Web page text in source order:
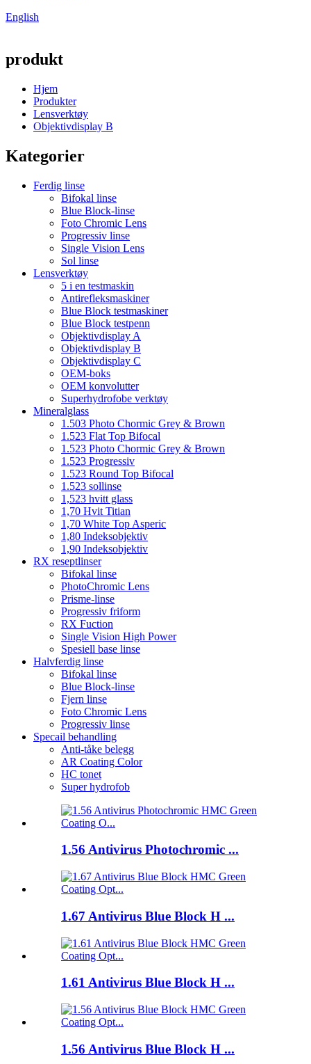
English
produkt
Hjem
Produkter
Lensverktøy
Objektivdisplay B
Kategorier
Ferdig linse
Bifokal linse
Blue Block-linse
Foto Chromic Lens
Progressiv linse
Single Vision Lens
Sol linse
Lensverktøy
5 i en testmaskin
Antirefleksmaskiner
Blue Block testmaskiner
Blue Block testpenn
Objektivdisplay A
Objektivdisplay B
Objektivdisplay C
OEM-boks
OEM konvolutter
Superhydrofobe verktøy
Mineralglass
1.503 Photo Chormic Grey & Brown
1.523 Flat Top Bifocal
1.523 Photo Chormic Grey & Brown
1.523 Progressiv
1.523 Round Top Bifocal
1.523 sollinse
1,523 hvitt glass
1,70 Hvit Titian
1,70 White Top Asperic
1,80 Indeksobjektiv
1,90 Indeksobjektiv
RX reseptlinser
Bifokal linse
PhotoChromic Lens
Prisme-linse
Progressiv friform
RX Fuction
Single Vision High Power
Spesiell base linse
Halvferdig linse
Bifokal linse
Blue Block-linse
Fjern linse
Foto Chromic Lens
Progressiv linse
Specail behandling
Anti-tåke belegg
AR Coating Color
HC tonet
Super hydrofob
1.56 Antivirus Photochromic ...
1.67 Antivirus Blue Block H ...
1.61 Antivirus Blue Block H ...
1.56 Antivirus Blue Block H ...